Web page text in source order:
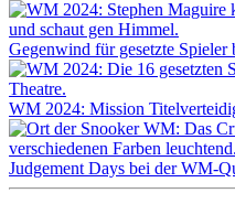
Gegenwind für gesetzte Spieler
WM 2024: Mission
Judgement Days bei der WM-